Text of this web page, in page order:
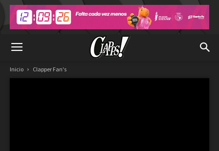
Inicio Clapper Fan's